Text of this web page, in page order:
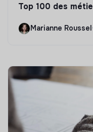
Top 100 des
Marianne Roussel